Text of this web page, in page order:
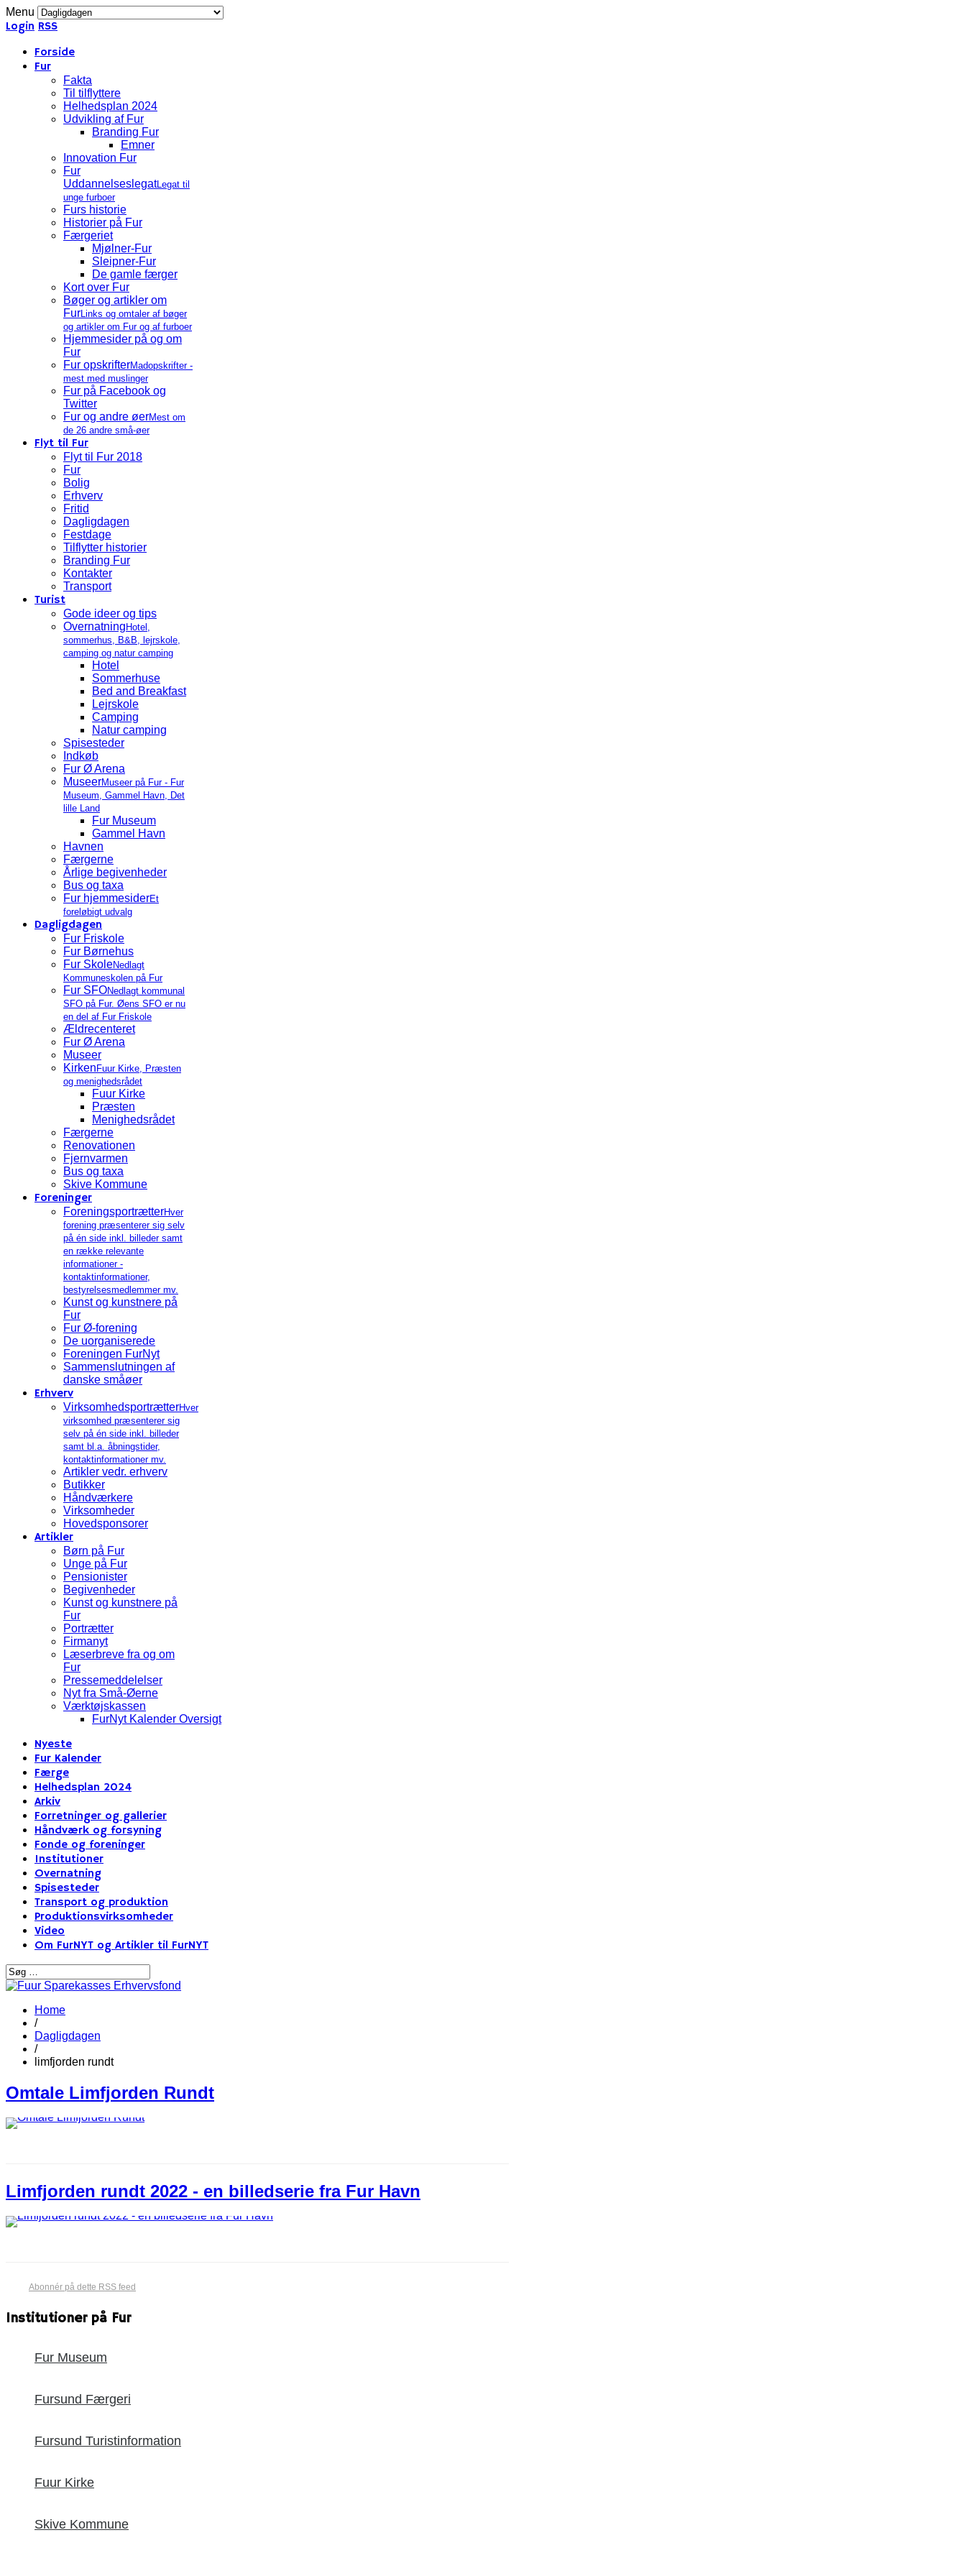
Menu
Login RSS
Forside
Fur
Fakta
Til tilflyttere
Helhedsplan 2024
Udvikling af Fur
Branding Fur
Emner
Innovation Fur
Fur
UddannelseslegatLegat til
unge furboer
Furs historie
Historier på Fur
Færgeriet
Mjølner-Fur
Sleipner-Fur
De gamle færger
Kort over Fur
Bøger og artikler om
FurLinks og omtaler af bøger
og artikler om Fur og af furboer
Hjemmesider på og om
Fur
Fur opskrifterMadopskrifter -
mest med muslinger
Fur på Facebook og
Twitter
Fur og andre øerMest om
de 26 andre små-øer
Flyt til Fur
Flyt til Fur 2018
Fur
Bolig
Erhverv
Fritid
Dagligdagen
Festdage
Tilflytter historier
Branding Fur
Kontakter
Transport
Turist
Gode ideer og tips
Overnatning Hotel,
sommerhus, B&B, lejrskole,
camping og natur camping
Hotel
Sommerhuse
Bed and Breakfast
Lejrskole
Camping
Natur camping
Spisesteder
Indkøb
Fur Ø Arena
MuseerMuseer på Fur - Fur
Museum, Gammel Havn, Det
lille Land
Fur Museum
Gammel Havn
Havnen
Færgerne
Årlige begivenheder
Bus og taxa
Fur hjemmesiderEt
foreløbigt udvalg
Dagligdagen
Fur Friskole
Fur Børnehus
Fur SkoleNedlagt
Kommuneskolen på Fur
Fur SFONedlagt kommunal
SFO på Fur. Øens SFO er nu
en del af Fur Friskole
Ældrecenteret
Fur Ø Arena
Museer
Kirken Fuur Kirke, Præsten
og menighedsrådet
Fuur Kirke
Præsten
Menighedsrådet
Færgerne
Renovationen
Fjernvarmen
Bus og taxa
Skive Kommune
Foreninger
ForeningsportrætterHver
forening præsenterer sig selv
på én side inkl. billeder samt
en række relevante
informationer -
kontaktinformationer,
bestyrelsesmedlemmer mv.
Kunst og kunstnere på
Fur
Fur Ø-forening
De uorganiserede
Foreningen FurNyt
Sammenslutningen af
danske småøer
Erhverv
VirksomhedsportrætterHver
virksomhed præsenterer sig
selv på én side inkl. billeder
samt bl.a. åbningstider,
kontaktinformationer mv.
Artikler vedr. erhverv
Butikker
Håndværkere
Virksomheder
Hovedsponsorer
Artikler
Børn på Fur
Unge på Fur
Pensionister
Begivenheder
Kunst og kunstnere på
Fur
Portrætter
Firmanyt
Læserbreve fra og om
Fur
Pressemeddelelser
Nyt fra Små-Øerne
Værktøjskassen
FurNyt Kalender Oversigt
Nyeste
Fur Kalender
Færge
Helhedsplan 2024
Arkiv
Forretninger og gallerier
Håndværk og forsyning
Fonde og foreninger
Institutioner
Overnatning
Spisesteder
Transport og produktion
Produktionsvirksomheder
Video
Om FurNYT og Artikler til FurNYT
Home
/
Dagligdagen
/
limfjorden rundt
Omtale Limfjorden Rundt
Limfjorden rundt 2022 - en billedserie fra Fur Havn
Abonnér på dette RSS feed
Institutioner på Fur
Fur Museum
Fursund Færgeri
Fursund Turistinformation
Fuur Kirke
Skive Kommune